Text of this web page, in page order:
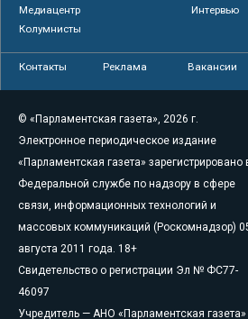
Медиацентр
Интервью
Колумнисты
Контакты Реклама Вакансии
© «Парламентская газета», 2026 г.
Электронное периодическое издание
«Парламентская газета» зарегистрировано
Федеральной службе по надзору в сфере
связи, информационных технологий и
массовых коммуникаций (Роскомнадзор)
августа 2011 года. 18+
Свидетельство о регистрации Эл № ФС77-
46097
Учредитель — АНО «Парламентская газета»